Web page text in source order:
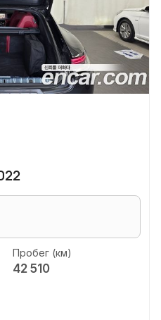
Пробег (км)
42 510